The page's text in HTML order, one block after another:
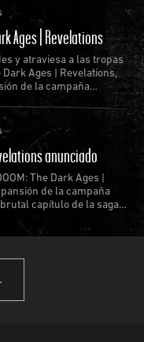
Ages | Revelations
y atraviesa a las tropas
Ages | Revelations,
de la campaña
anunciado
The Dark Ages |
de la campaña
capítulo de la saga